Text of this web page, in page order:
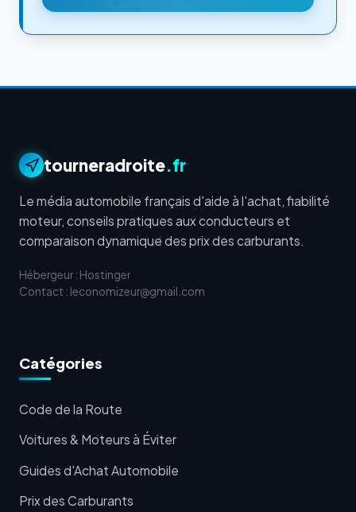
tourneradroite.fr
Le média automobile français d'aide à l'achat, fiabilité
moteur, conseils pratiques aux conducteurs et
comparaison dynamique des prix des carburants.
Hébergeur : Hostinger
Contact : leconomizeur@gmail.com
Catégories
Code de la Route
Voitures & Moteurs à Éviter
Guides d'Achat Automobile
Prix des Carburants